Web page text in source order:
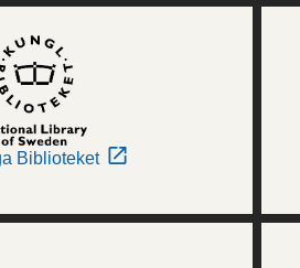
Biblioteket